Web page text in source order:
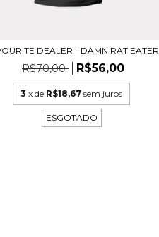
DEALER - DAMN RAT EATER
R$70,00 R$56,00
3 x de R$18,67 sem juros
ESGOTADO